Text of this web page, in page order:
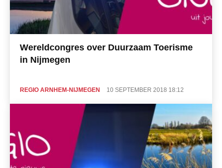
Wereldcongres over Duurzaam Toerisme
in Nijmegen
REGIO ARNHEM-NIJMEGEN 10 SEPTEMBER 2018 18:12